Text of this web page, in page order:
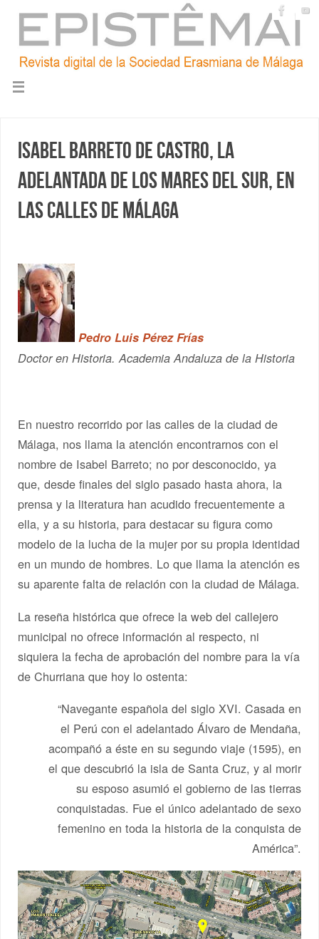
Isabel Barreto de Castro, la
Adelantada de los Mares del Sur, en
las calles de Málaga
Pedro Luis Pérez Frías
Doctor en Historia. Academia Andaluza de la Historia
En nuestro recorrido por las calles de la ciudad de
Málaga, nos llama la atención encontrarnos con el
nombre de Isabel Barreto; no por desconocido, ya
que, desde finales del siglo pasado hasta ahora, la
prensa y la literatura han acudido frecuentemente a
ella, y a su historia, para destacar su figura como
modelo de la lucha de la mujer por su propia identidad
en un mundo de hombres. Lo que llama la atención es
su aparente falta de relación con la ciudad de Málaga.
La reseña histórica que ofrece la web del callejero
municipal no ofrece información al respecto, ni
siquiera la fecha de aprobación del nombre para la vía
de Churriana que hoy lo ostenta:
“Navegante española del siglo XVI. Casada en
el Perú con el adelantado Álvaro de Mendaña,
acompañó a éste en su segundo viaje (1595), en
el que descubrió la isla de Santa Cruz, y al morir
su esposo asumió el gobierno de las tierras
conquistadas. Fue el único adelantado de sexo
femenino en toda la historia de la conquista de
América”.